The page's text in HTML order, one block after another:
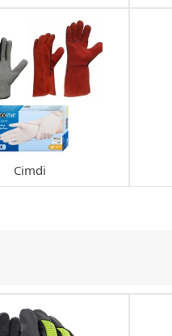
Cimdi